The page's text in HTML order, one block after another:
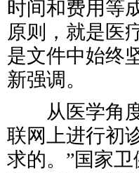
时间和费用等
原则，就是医
是文件中始终
新强调。
从医学角度
联网上进行初
求的。”国家